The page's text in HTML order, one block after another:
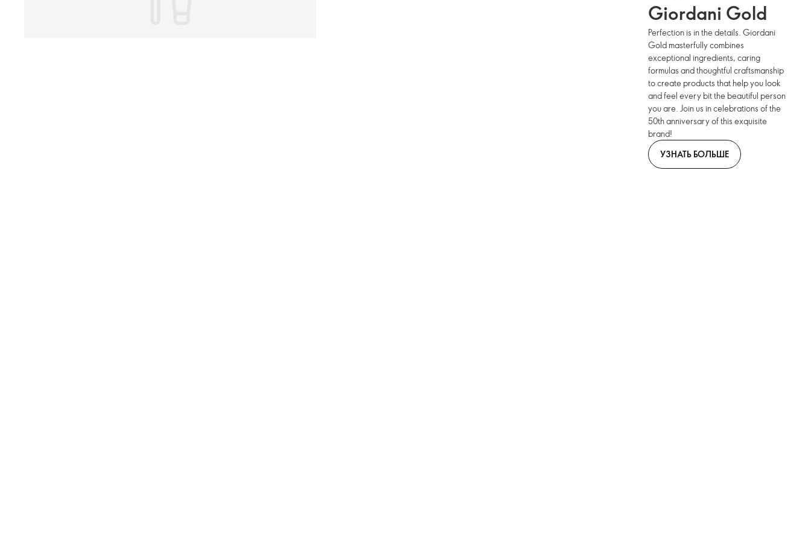
Giordani Gold
Perfection is in the details. Giordani
Gold masterfully combines
exceptional ingredients, caring
formulas and thoughtful craftsmanship
to create products that help you look
and feel every bit the beautiful person
you are. Join us in celebrations of the
50th anniversary of this exquisite
brand!
УЗНАТЬ БОЛЬШЕ